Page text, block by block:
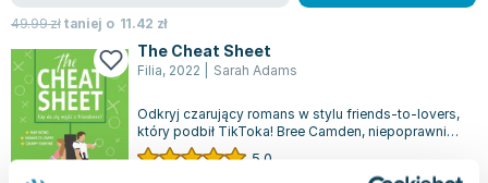
49.99złtaniej o 11.42 zł
The Cheat Sheet
Filia, 2022 Sarah Adams
Odkryj czarujący romans w stylu friends-to-lovers,
który podbił TikToka! Bree Camden, niepoprawnie
zakochana w swoim przyjacielu,...
5.0